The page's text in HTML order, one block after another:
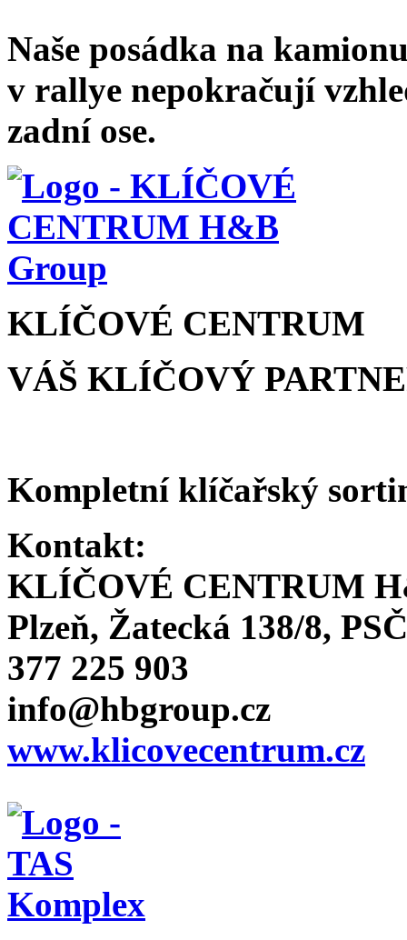
Naše posádka na
v rallye nepokračují
zadní ose.
KLÍČOVÉ CENTRUM
VÁŠ KLÍČOVÝ
Kompletní klíčařský
Kontakt:
KLÍČOVÉ CENTRUM
Plzeň, Žatecká 138/8,
377 225 903
info@hbgroup.cz
www.klicovecentrum.cz